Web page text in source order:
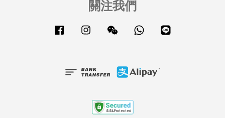
關注我們
Facebook Instagram Wechat Whatsapp